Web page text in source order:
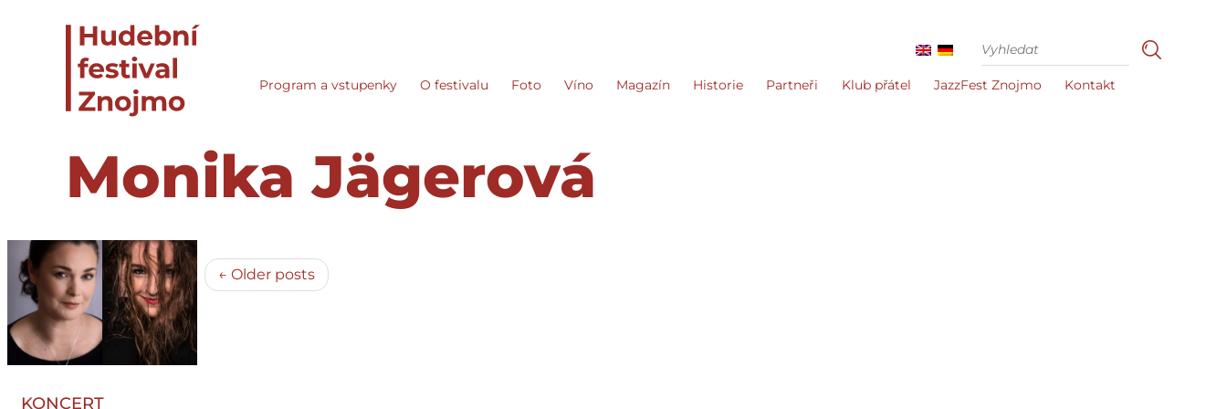
Program a vstupenky O festivalu Foto Víno Magazín Historie Partneři Klub přátel JazzFest Znojmo Kontakt
Monika Jägerová
KONCERT
← Older posts